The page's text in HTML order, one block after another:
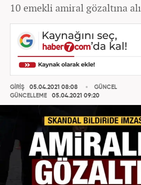
10 emekli amiral gözaltına
GİRİŞ
05.04.2021 08:08
GÜNCELLEME
05.04.2021 09:20
GÜNCEL